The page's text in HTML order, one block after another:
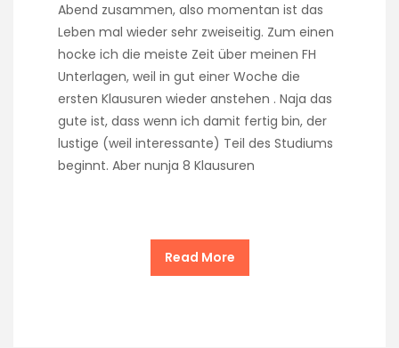
Abend zusammen, also momentan ist das
Leben mal wieder sehr zweiseitig. Zum einen
hocke ich die meiste Zeit über meinen FH
Unterlagen, weil in gut einer Woche die
ersten Klausuren wieder anstehen . Naja das
gute ist, dass wenn ich damit fertig bin, der
lustige (weil interessante) Teil des Studiums
beginnt. Aber nunja 8 Klausuren
Read More